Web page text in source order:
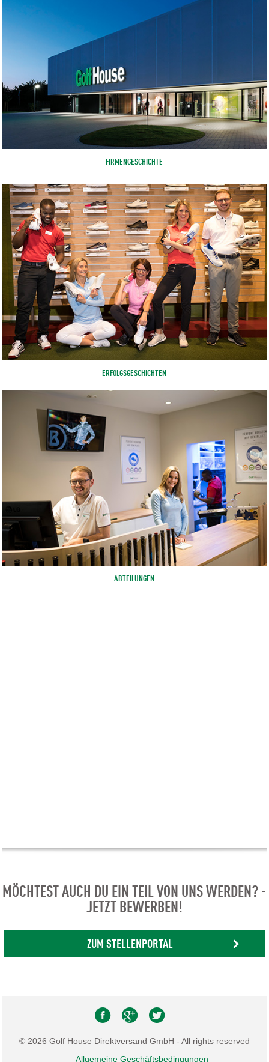
FIRMENGESCHICHTE
ERFOLGSGESCHICHTEN
ABTEILUNGEN
MÖCHTEST AUCH DU EIN TEIL VON UNS WERDEN? -
JETZT BEWERBEN!
ZUM STELLENPORTAL
© 2026 Golf House Direktversand GmbH - All rights reserved
Allgemeine Geschäftsbedingungen